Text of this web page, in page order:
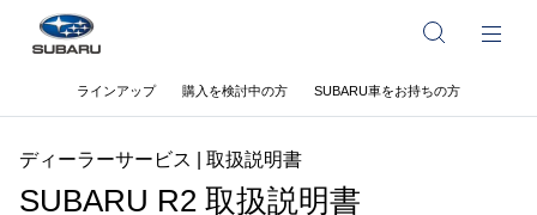
ラインアップ 購入を検討中の方 SUBARU車をお持ちの方
ディーラーサービス | 取扱説明書
SUBARU R2 取扱説明書